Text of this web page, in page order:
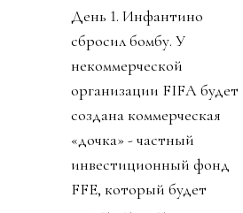
День 1. Инфантино
сбросил бомбу. У
некоммерческой
организации FIFA будет
создана коммерческая
«дочка» - частный
инвестиционный фонд
FFE, который будет